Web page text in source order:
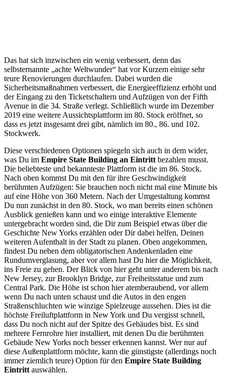
Das hat sich inzwischen ein wenig verbessert, denn das
selbsternannte „achte Weltwunder“ hat vor Kurzem einige sehr
teure Renovierungen durchlaufen. Dabei wurden die
Sicherheitsmaßnahmen verbessert, die Energieeffizienz erhöht und
der Eingang zu den Ticketschaltern und Aufzügen von der Fifth
Avenue in die 34. Straße verlegt. Schließlich wurde im Dezember
2019 eine weitere Aussichtsplattform im 80. Stock eröffnet, so
dass es jetzt insgesamt drei gibt, nämlich im 80., 86. und 102.
Stockwerk.
Diese verschiedenen Optionen spiegeln sich auch in dem wider,
was Du im Empire State Building an Eintritt bezahlen musst.
Die beliebteste und bekannteste Plattform ist die im 86. Stock.
Nach oben kommst Du mit den für ihre Geschwindigkeit
berühmten Aufzügen: Sie brauchen noch nicht mal eine Minute bis
auf eine Höhe von 360 Metern. Nach der Umgestaltung kommst
Du nun zunächst in den 80. Stock, wo man bereits einen schönen
Ausblick genießen kann und wo einige interaktive Elemente
untergebracht worden sind, die Dir zum Beispiel etwas über die
Geschichte New Yorks erzählen oder Dir dabei helfen, Deinen
weiteren Aufenthalt in der Stadt zu planen. Oben angekommen,
findest Du neben dem obligatorischen Andenkenladen eine
Rundumverglasung, aber vor allem hast Du hier die Möglichkeit,
ins Freie zu gehen. Der Blick von hier geht unter anderem bis nach
New Jersey, zur Brooklyn Bridge, zur Freiheitsstatue und zum
Central Park. Die Höhe ist schon hier atemberaubend, vor allem
wenn Du nach unten schaust und die Autos in den engen
Straßenschluchten wie winzige Spielzeuge aussehen. Dies ist die
höchste Freiluftplattform in New York und Du vergisst schnell,
dass Du noch nicht auf der Spitze des Gebäudes bist. Es sind
mehrere Fernrohre hier installiert, mit denen Du die berühmten
Gebäude New Yorks noch besser erkennen kannst. Wer nur auf
diese Außenplattform möchte, kann die günstigste (allerdings noch
immer ziemlich teure) Option für den Empire State Building
Eintritt auswählen.